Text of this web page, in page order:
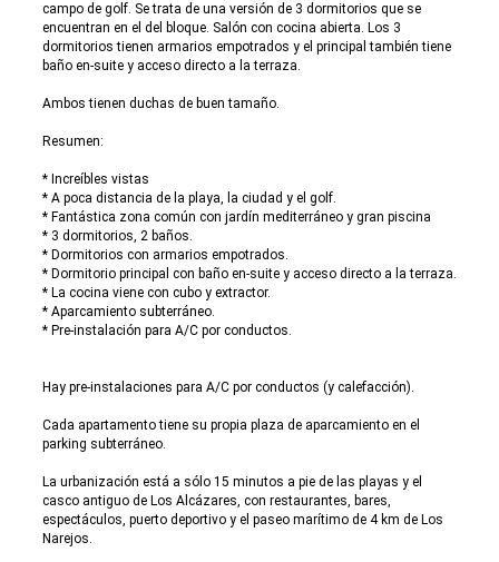
campo de golf. Se trata de una versión de 3 dormitorios que se
encuentran en el del bloque. Salón con cocina abierta. Los 3
dormitorios tienen armarios empotrados y el principal también tiene
baño en-suite y acceso directo a la terraza.
Ambos tienen duchas de buen tamaño.
Resumen:
* Increíbles vistas
* A poca distancia de la playa, la ciudad y el golf.
* Fantástica zona común con jardín mediterráneo y gran piscina
* 3 dormitorios, 2 baños.
* Dormitorios con armarios empotrados.
* Dormitorio principal con baño en-suite y acceso directo a la terraza.
* La cocina viene con cubo y extractor.
* Aparcamiento subterráneo.
* Pre-instalación para A/C por conductos.
Hay pre-instalaciones para A/C por conductos (y calefacción).
Cada apartamento tiene su propia plaza de aparcamiento en el
parking subterráneo.
La urbanización está a sólo 15 minutos a pie de las playas y el
casco antiguo de Los Alcázares, con restaurantes, bares,
espectáculos, puerto deportivo y el paseo marítimo de 4 km de Los
Narejos.